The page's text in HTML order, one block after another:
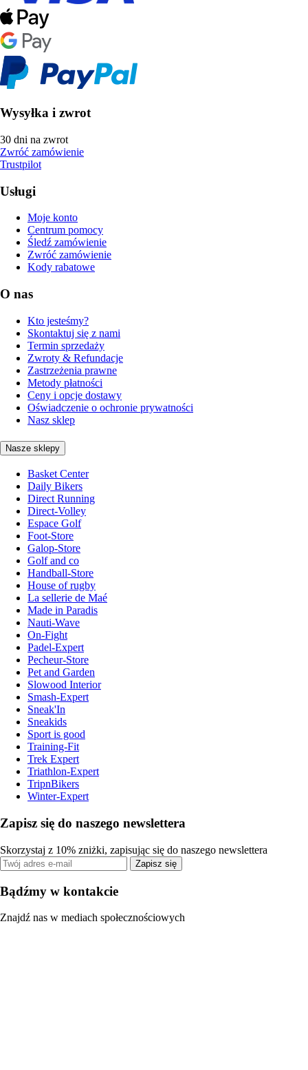
Wysyłka i zwrot
30 dni na zwrot
Zwróć zamówienie
Trustpilot
Usługi
Moje konto
Centrum pomocy
Śledź zamówienie
Zwróć zamówienie
Kody rabatowe
O nas
Kto jesteśmy?
Skontaktuj się z nami
Termin sprzedaży
Zwroty & Refundacje
Zastrzeżenia prawne
Metody płatności
Ceny i opcje dostawy
Oświadczenie o ochronie prywatności
Nasz sklep
Nasze sklepy
Basket Center
Daily Bikers
Direct Running
Direct-Volley
Espace Golf
Foot-Store
Galop-Store
Golf and co
Handball-Store
House of rugby
La sellerie de Maé
Made in Paradis
Nauti-Wave
On-Fight
Padel-Expert
Pecheur-Store
Pet and Garden
Slowood Interior
Smash-Expert
Sneak'In
Sneakids
Sport is good
Training-Fit
Trek Expert
Triathlon-Expert
TripnBikers
Winter-Expert
Zapisz się do naszego newslettera
Skorzystaj z 10% zniżki, zapisując się do naszego newslettera
Zapisz się
Bądźmy w kontakcie
Znajdź nas w mediach społecznościowych